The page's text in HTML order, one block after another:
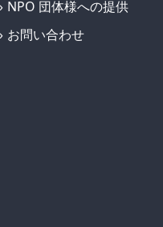
NPO 団体様への提供
お問い合わせ